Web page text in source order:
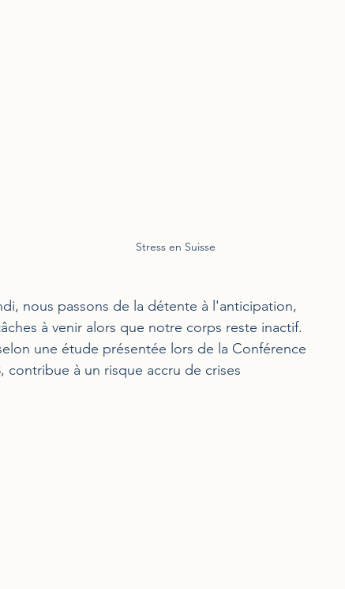
Stress en Suisse
nous passons de la détente à l'anticipation,
à venir alors que notre corps reste inactif.
une étude présentée lors de la Conférence
contribue à un risque accru de crises